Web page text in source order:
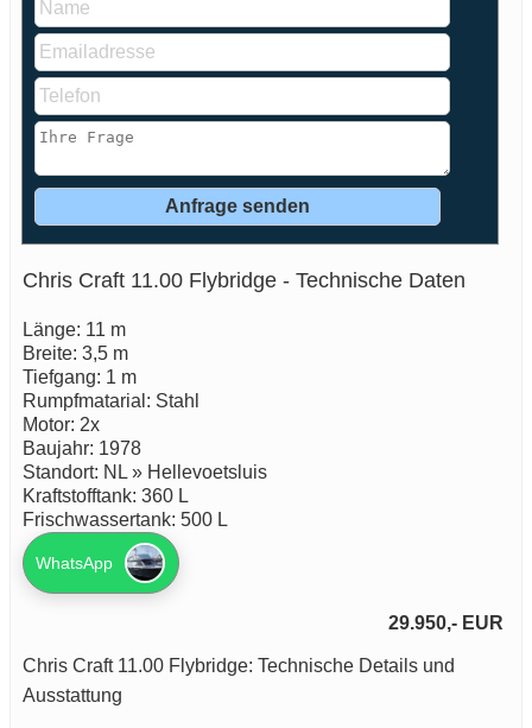
Chris Craft 11.00 Flybridge - Technische Daten
Länge: 11 m
Breite: 3,5 m
Tiefgang: 1 m
Rumpfmatarial: Stahl
Motor: 2x
Baujahr: 1978
Standort: NL » Hellevoetsluis
Kraftstofftank: 360 L
Frischwassertank: 500 L
WhatsApp
29.950,- EUR
Chris Craft 11.00 Flybridge: Technische Details und
Ausstattung